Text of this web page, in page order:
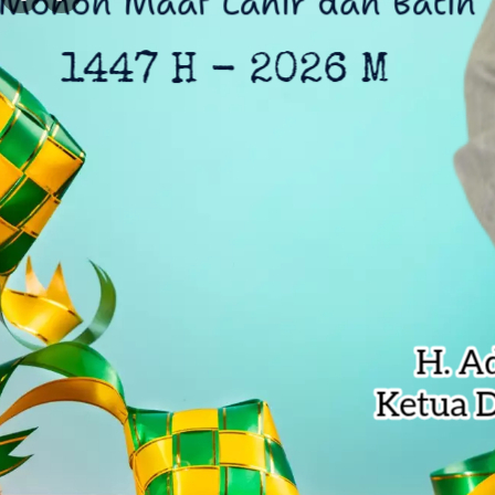
Siswa SD di Bekasi Raih Emas
Kejagung Serahkan 6 Tersangka
Anak Pengetik Naskah